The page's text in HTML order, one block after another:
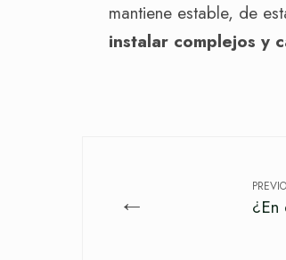
mantiene estable, de
instalar complejos y
← ¿En